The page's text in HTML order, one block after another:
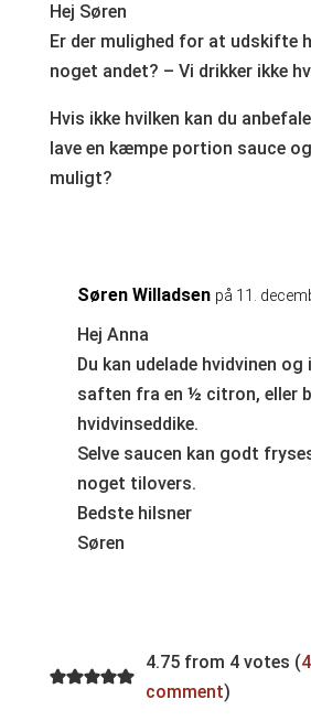
Hej Søren
Er der mulighed for at udskifte
noget andet? – Vi drikker ikke
Hvis ikke hvilken kan du
lave en kæmpe portion sauce
muligt?
Søren Willadsen på 11.
Hej Anna
Du kan udelade hvidvinen
saften fra en ½ citron, eller
hvidvinseddike.
Selve saucen kan godt
noget tilovers.
Bedste hilsner
Søren
4.75 from 4 votes (
comment)